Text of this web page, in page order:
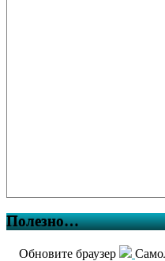
Полезно…
Обновите браузер